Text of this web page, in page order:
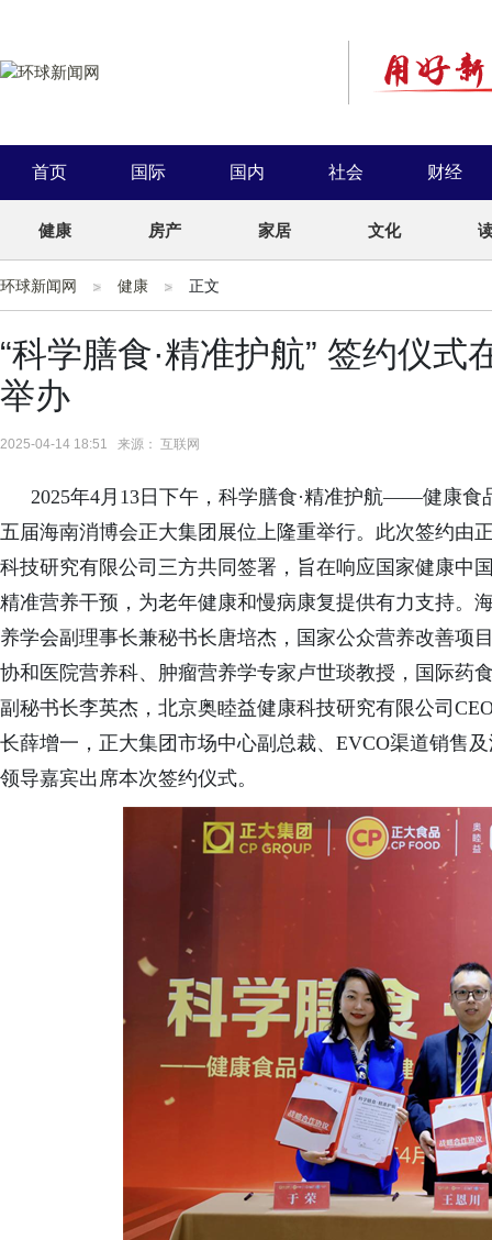
首页 国际 国内 社会 财经
健康 房产 家居 文化
环球新闻网 健康 正文
“科学膳食·精准护航” 签约仪
举办
2025-04-14 18:51 来源： 互联网
2025年4月13日下午，科学膳食·精准护航——健康
五届海南消博会正大集团展位上隆重举行。此次签约由
科技研究有限公司三方共同签署，旨在响应国家健康中
精准营养干预，为老年健康和慢病康复提供有力支持。
养学会副理事长兼秘书长唐培杰，国家公众营养改善项
协和医院营养科、肿瘤营养学专家卢世琰教授，国际药
副秘书长李英杰，北京奥睦益健康科技研究有限公司
长薛增一，正大集团市场中心副总裁、 EVCO渠道销售
领导嘉宾出席本次签约仪式。